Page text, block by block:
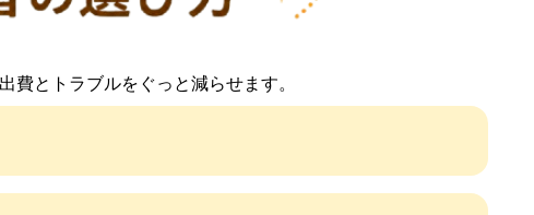
費とトラブルをぐっと減らせます。